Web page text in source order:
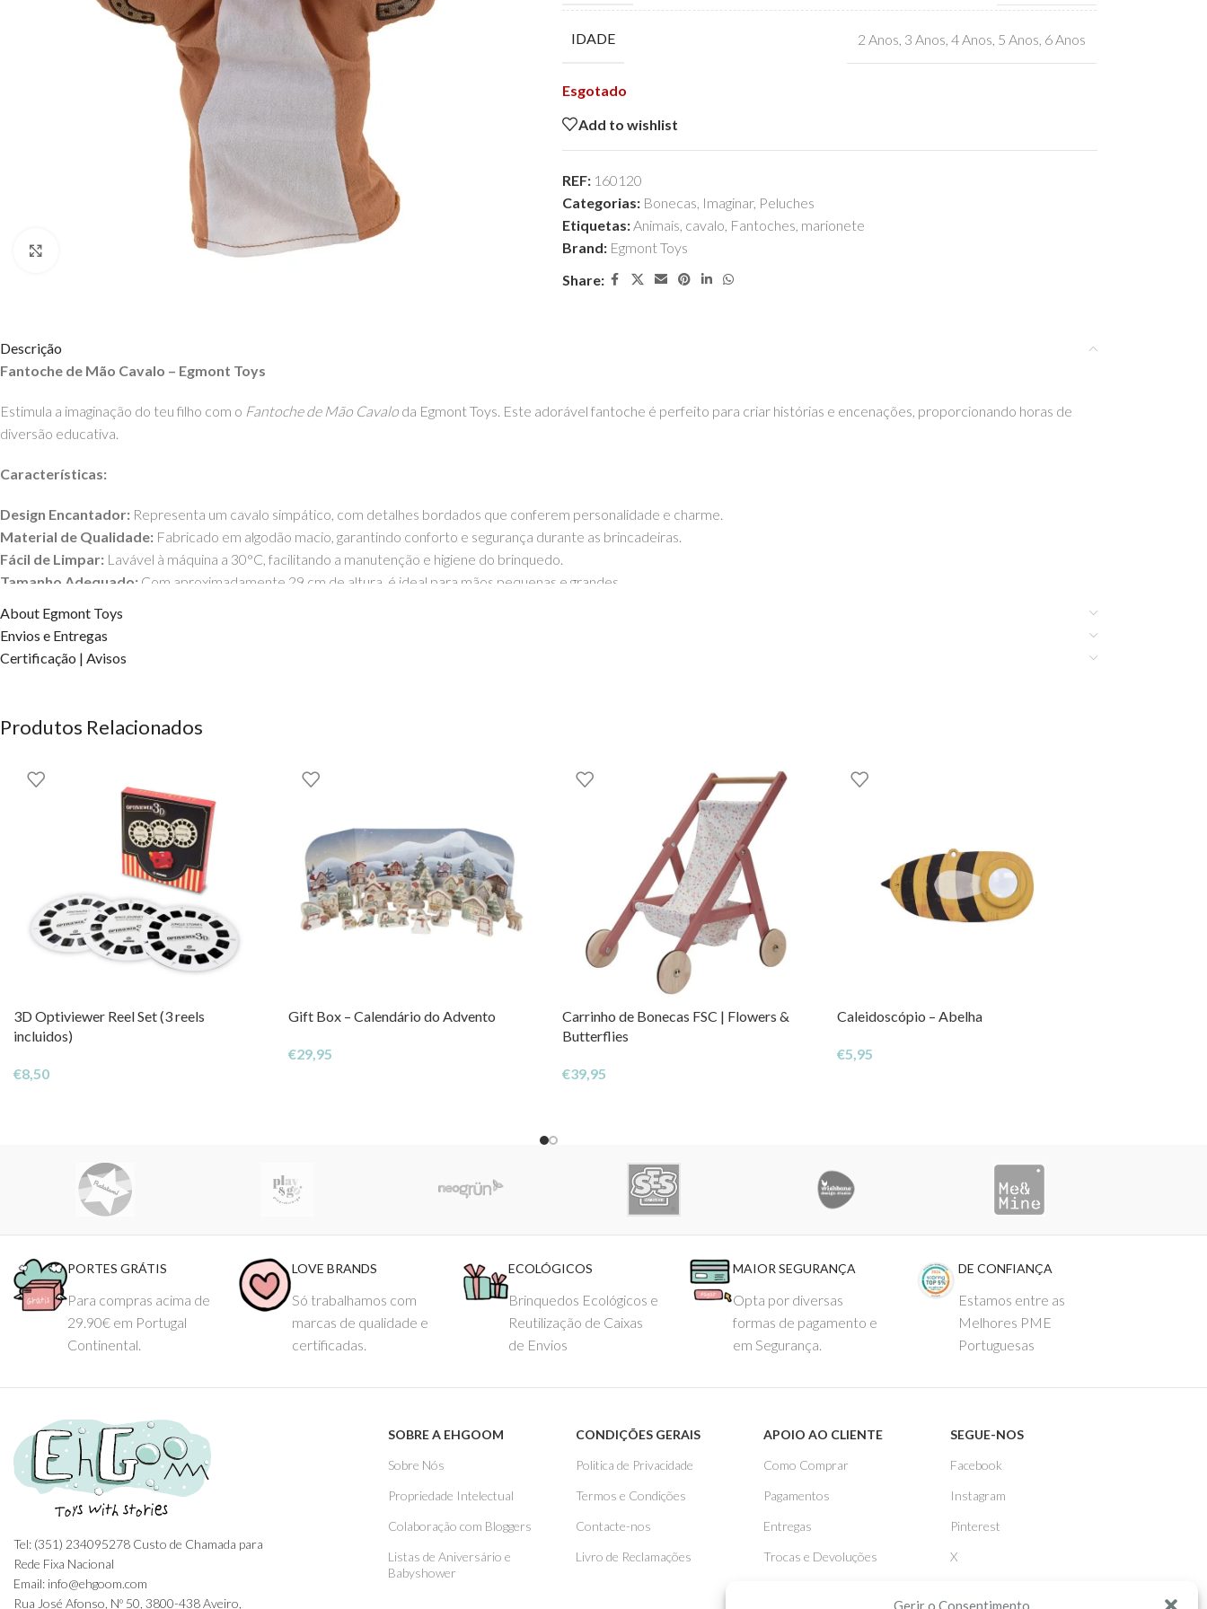
Gerir o Consentimento
IDADE 2 Anos 3 Anos 4 Anos 5 Anos 6 Anos
Esgotado
Add to wishlist
REF: 160120
Categorias: Bonecas, Imaginar, Peluches
Etiquetas:Animais, cavalo, Fantoches, marionete
Brand: Egmont Toys
Share:
Descrição
Fantoche de Mão Cavalo – Egmont Toys
Estimula a imaginação do teu filho com o Fantoche de Mão Cavalo da Egmont Toys. Este adorável fantoche é perfeito para criar histórias e encenações, proporcionando horas de
diversão educativa.
Características:
Design Encantador: Representa um cavalo simpático, com detalhes bordados que conferem personalidade e charme.
Material de Qualidade: Fabricado em algodão macio, garantindo conforto e segurança durante as brincadeiras.
Fácil de Limpar: Lavável à máquina a 30°C, facilitando a manutenção e higiene do brinquedo.
Tamanho Adequado: Com aproximadamente 29 cm de altura, é ideal para mãos pequenas e grandes.
Este fantoche é uma excelente ferramenta para contar histórias, desenvolver a linguagem e fortalecer os laços entre pais e filhos através de brincadeiras interativas.
Disponibilidade:
About Egmont Toys
Envios e Entregas
Certificação | Avisos
Produtos Relacionados
3D Optiviewer Reel Set (3 reels
incluidos)
€8,50
Gift Box – Calendário do Advento
€29,95
Carrinho de Bonecas FSC | Flowers &
Butterflies
€39,95
Caleidoscópio – Abelha
€5,95
PORTES GRÁTIS
Para compras acima de
29.90€ em Portugal
Continental.
LOVE BRANDS
Só trabalhamos com
marcas de qualidade e
certificadas.
ECOLÓGICOS
Brinquedos Ecológicos e
Reutilização de Caixas
de Envios
MAIOR SEGURANÇA
Opta por diversas
formas de pagamento e
em Segurança.
DE CONFIANÇA
Estamos entre as
Melhores PME
Portuguesas
Tel: (351) 234095278 Custo de Chamada para
Rede Fixa Nacional
Email: info@ehgoom.com
Rua José Afonso, Nº 50, 3800-438 Aveiro,
SOBRE A EHGOOM
Sobre Nós
Propriedade Intelectual
Colaboração com Bloggers
Listas de Aniversário e
Babyshower
CONDIÇÕES GERAIS
Politica de Privacidade
Termos e Condições
Contacte-nos
Livro de Reclamações
APOIO AO CLIENTE
Como Comprar
Pagamentos
Entregas
Trocas e Devoluções
SEGUE-NOS
Facebook
Instagram
Pinterest
X